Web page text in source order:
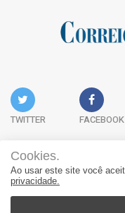
TWITTER FACEBOOK
Acervo Digital
Cookies.
Ao usar este site você
privacidade.